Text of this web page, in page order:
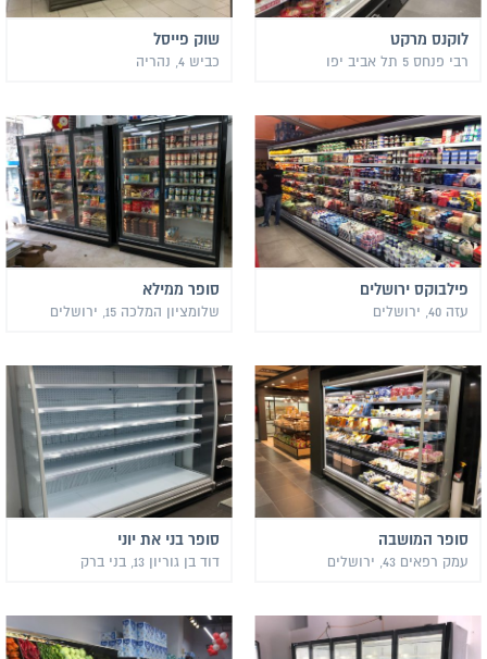
לוקנס מרקט
רבי פנחס 5 תל אביב יפו
שוק פייסל
כביש 4, נהריה
פילבוקס ירושלים
עזה 40, ירושלים
סופר ממילא
שלומציון המלכה 15, ירושלים
סופר המושבה
עמק רפאים 43, ירושלים
סופר בני את יוני
דוד בן גוריון 13, בני ברק